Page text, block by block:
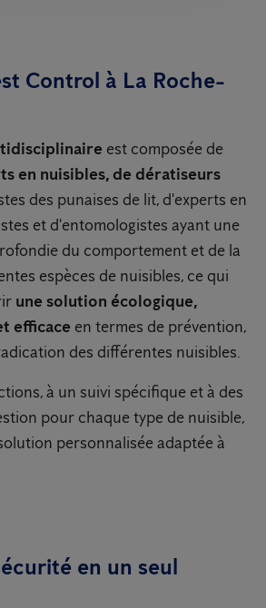
Control à La Roche-
est composée de
en nuisibles, de dératiseurs
des punaises de lit, d'experts en
et d'entomologistes ayant une
du comportement et de la
espèces de nuisibles, ce qui
une solution écologique,
efficace en termes de prévention,
des différentes nuisibles.
à un suivi spécifique et à des
pour chaque type de nuisible,
personnalisée adaptée à
en un seul